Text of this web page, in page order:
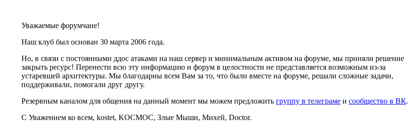
Уважаемые форумчане!
Наш клуб был основан 30 марта 2006 года.
Но, в связи с постоянными ддос атаками на наш сервер и минимальным активом на форуме, мы приняли решение
закрыть ресурс! Перенести всю эту информацию и форум в целостности не представляется возможным из-за
устаревшей архитектуры. Мы благодарны всем Вам за то, что были вместе на форуме, решали сложные задачи,
поддерживали, помогали друг другу.
Резервным каналом для общения на данный момент мы можем предложить группу в телеграме и сообщество в ВК.
С Уважением ко всем, kostet, KOCMOC, Злые Мыши, Михей, Doctor.